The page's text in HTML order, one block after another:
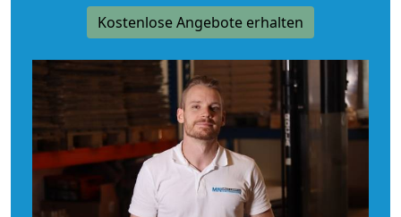
Kostenlose Angebote erhalten